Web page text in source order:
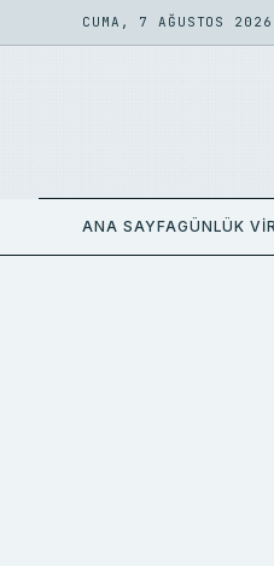
CUMA, 7 AĞUSTOS 2026
ANA SAYFAGÜNLÜK